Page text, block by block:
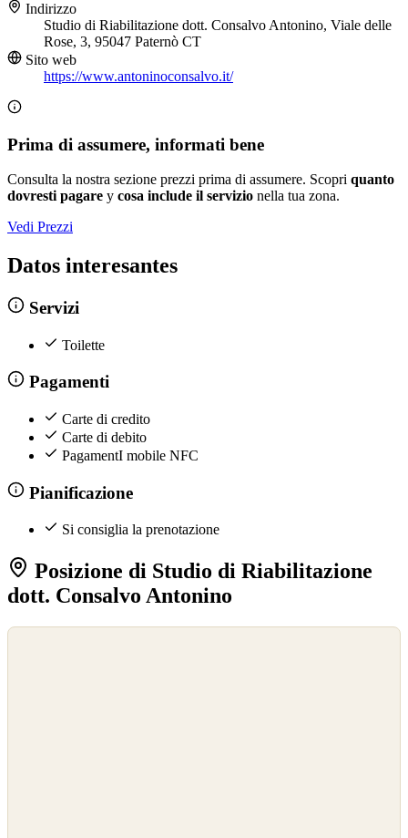
Indirizzo
Studio di Riabilitazione dott. Consalvo Antonino, Viale delle
Rose, 3, 95047 Paternò CT
Sito web
https://www.antoninoconsalvo.it/
Prima di assumere, informati bene
Consulta la nostra sezione prezzi prima di assumere. Scopri quanto
dovresti pagare y cosa include il servizio nella tua zona.
Vedi Prezzi
Datos interesantes
Servizi
Toilette
Pagamenti
Carte di credito
Carte di debito
PagamentI mobile NFC
Pianificazione
Si consiglia la prenotazione
Posizione di Studio di Riabilitazione
dott. Consalvo Antonino